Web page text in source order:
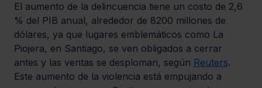
El aumento de la delincuencia tiene un costo de 2,6
% del PIB anual, alrededor de 8200 millones de
dólares, ya que lugares emblemáticos como La
Piojera, en Santiago, se ven obligados a cerrar
antes y las ventas se desploman, según Reuters.
Este aumento de la violencia está empujando a